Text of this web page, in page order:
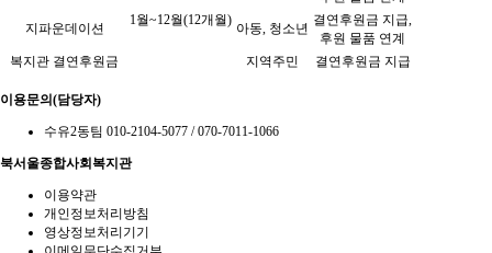
1월~12월(12개월)
지파운데이션 아동, 청소년
결연후원금 지급,
후원 물품 연계
복지관 결연후원금
지역주민 결연후원금 지급
이용문의(담당자)
수유2동팀 010-2104-5077 / 070-7011-1066
북서울종합사회복지관
이용약관
개인정보처리방침
영상정보처리기기